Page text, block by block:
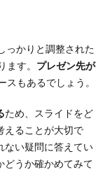
っかりと調整された
す。 プレゼン先が
スもあるでしょう。
ため、スライドをど
えることが大切で
ない疑問に答えてい
どうか確かめてみて